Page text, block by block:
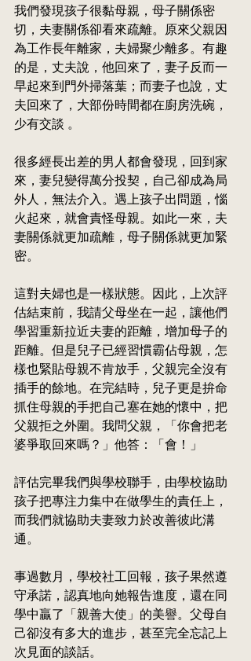
我們發現孩子很黏母親，母子關係密
切，夫妻關係卻看來疏離。原來父親因
為工作長年離家，夫婦聚少離多。有趣
的是，丈夫說，他回來了，妻子反而一
早起來到門外掃落葉；而妻子也說，丈
夫回來了，大部份時間都在廚房洗碗，
少有交談 。
很多經長出差的男人都會發現，回到家
來，妻兒變得萬分投契，自己卻成為局
外人，無法介入。遇上孩子出問題，惱
火起來，就會責怪母親。如此一來，夫
妻關係就更加疏離，母子關係就更加緊
密。
這對夫婦也是一樣狀態。因此，上次評
估結束前，我請父母坐在一起，讓他們
學習重新拉近夫妻的距離，增加母子的
距離。但是兒子已經習慣霸佔母親，怎
樣也緊貼母親不肯放手，父親完全沒有
插手的餘地。在完結時，兒子更是拚命
抓住母親的手把自己塞在她的懷中，把
父親拒之外圍。我問父親，「你會把老
婆爭取回來嗎？」他答：「會！」
評估完畢我們與學校聯手，由學校協助
孩子把專注力集中在做學生的責任上，
而我們就協助夫妻致力於改善彼此溝
通。
事過數月，學校社工回報，孩子果然遵
守承諾，認真地向她報告進度，還在同
學中贏了「親善大使」的美譽。父母自
己卻沒有多大的進步，甚至完全忘記上
次見面的談話。